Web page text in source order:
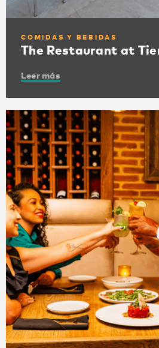
COMIDAS Y BEBIDAS
The Restaurant at
Leer más